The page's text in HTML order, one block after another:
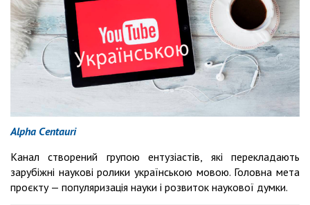
Alpha Centauri
Канал створений групою ентузіастів, які перекладають
зарубіжні наукові ролики українською мовою. Головна мета
проєкту — популяризація науки і розвиток наукової думки.